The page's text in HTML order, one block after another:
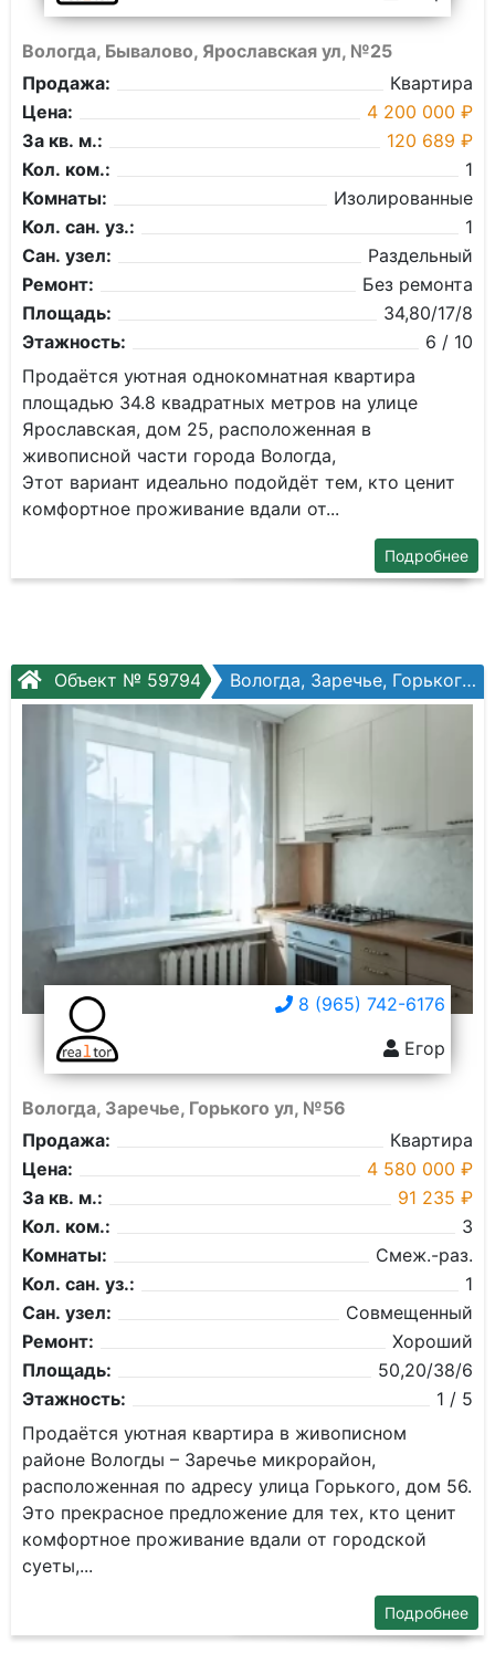
Вологда, Бывалово, Ярославская ул, №25
Продажа:
Квартира
Цена:
4 200 000 ₽
За кв. м.:
120 689 ₽
Кол. ком.:
1
Комнаты:
Изолированные
Кол. сан. уз.:
1
Сан. узел:
Раздельный
Ремонт:
Без ремонта
Площадь:
34,80/17/8
Этажность:
6 / 10
Продаётся уютная однокомнатная квартира
площадью 34.8 квадратных метров на улице
Ярославская, дом 25, расположенная в
живописной части города Вологда,
Этот вариант идеально подойдёт тем, кто ценит
комфортное проживание вдали от...
Подробнее
Объект № 59794 Вологда, Заречье, Горького ул, №56
8 (965) 742-6176
Егор
Вологда, Заречье, Горького ул, №56
Продажа:
Квартира
Цена:
4 580 000 ₽
За кв. м.:
91 235 ₽
Кол. ком.:
3
Комнаты:
Смеж.-раз.
Кол. сан. уз.:
1
Сан. узел:
Совмещенный
Ремонт:
Хороший
Площадь:
50,20/38/6
Этажность:
1 / 5
Продаётся уютная квартира в живописном
районе Вологды – Заречье микрорайон,
расположенная по адресу улица Горького, дом 56.
Это прекрасное предложение для тех, кто ценит
комфортное проживание вдали от городской
суеты,...
Подробнее